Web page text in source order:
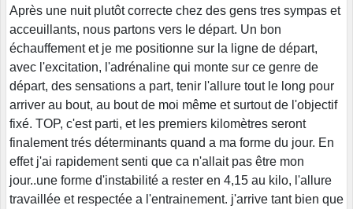
Après une nuit plutôt correcte chez des gens tres sympas et
acceuillants, nous partons vers le départ. Un bon
échauffement et je me positionne sur la ligne de départ,
avec l'excitation, l'adrénaline qui monte sur ce genre de
départ, des sensations a part, tenir l'allure tout le long pour
arriver au bout, au bout de moi même et surtout de l'objectif
fixé. TOP, c'est parti, et les premiers kilomètres seront
finalement trés déterminants quand a ma forme du jour. En
effet j'ai rapidement senti que ca n'allait pas être mon
jour..une forme d'instabilité a rester en 4,15 au kilo, l'allure
travaillée et respectée a l'entrainement. j'arrive tant bien que